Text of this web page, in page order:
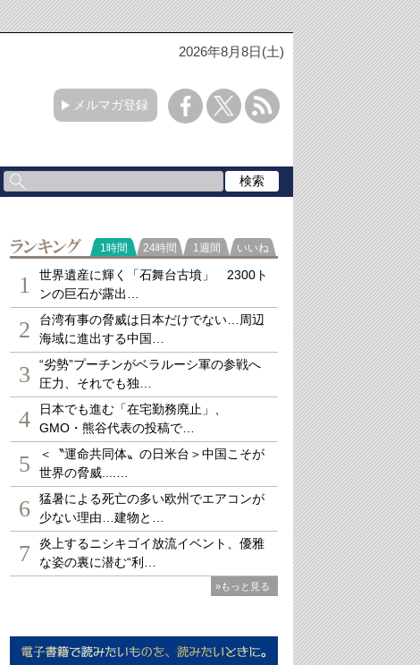
2026年8月8日(土)
メルマガ登録
ランキング
1時間 24時間 1週間 いいね
1
世界遺産に輝く「石舞台古墳」 2300ト
ンの巨石が露出…
2
台湾有事の脅威は日本だけでない…周辺
海域に進出する中国…
3
“劣勢”プーチンがベラルーシ軍の参戦へ
圧力、それでも独…
4
日本でも進む「在宅勤務廃止」、
GMO・熊谷代表の投稿で…
5
＜〝運命共同体〟の日米台＞中国こそが
世界の脅威....…
6
猛暑による死亡の多い欧州でエアコンが
少ない理由…建物と…
7
炎上するニシキゴイ放流イベント、優雅
な姿の裏に潜む“利…
»もっと見る